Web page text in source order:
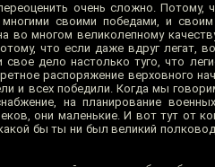
очень сложно. Потому,
своими победами, и
во многом великолепному
что если даже вдруг легат,
дело настолько туго, что
распоряжение верховного
и всех победили. Когда мы
на планирование
они маленькие. И вот тут от
бы ты ни был великий